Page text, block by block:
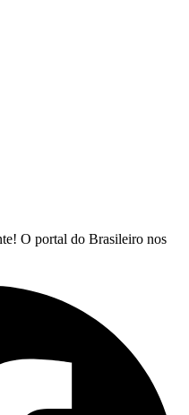
O portal do Brasileiro nos